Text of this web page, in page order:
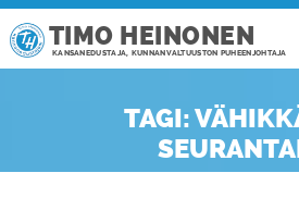
TIMO HEINONEN
KANSANEDUSTAJA, KUNNANVALTUUSTON PUHEENJOHTAJA
TAGI: